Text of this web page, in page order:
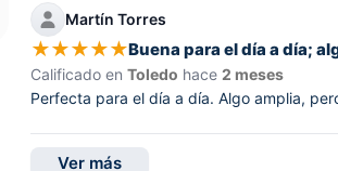
Martín Torres
★★★★★Buena para el día a día;
Calificado enToledo hace2 meses
Perfecta para el día a día. Algo amplia,
Ver más